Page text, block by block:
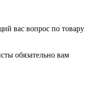
вас вопрос по товару
обязательно вам